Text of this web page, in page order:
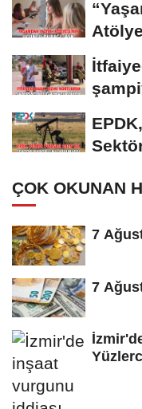
Aşk
ÇOK OKUNAN
7
7